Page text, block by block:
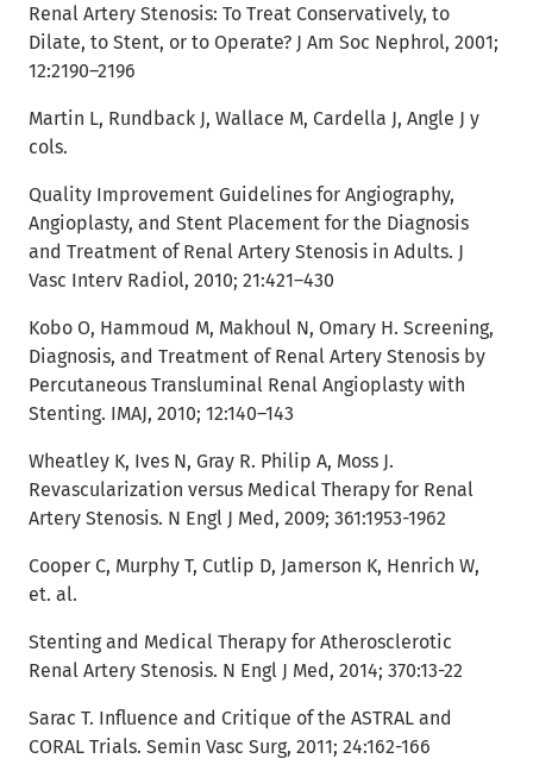
Renal Artery Stenosis: To Treat Conservatively, to
Dilate, to Stent, or to Operate? J Am Soc Nephrol, 2001;
12:2190–2196
Martin L, Rundback J, Wallace M, Cardella J, Angle J y
cols.
Quality Improvement Guidelines for Angiography,
Angioplasty, and Stent Placement for the Diagnosis
and Treatment of Renal Artery Stenosis in Adults. J
Vasc Interv Radiol, 2010; 21:421–430
Kobo O, Hammoud M, Makhoul N, Omary H. Screening,
Diagnosis, and Treatment of Renal Artery Stenosis by
Percutaneous Transluminal Renal Angioplasty with
Stenting. IMAJ, 2010; 12:140–143
Wheatley K, Ives N, Gray R. Philip A, Moss J.
Revascularization versus Medical Therapy for Renal
Artery Stenosis. N Engl J Med, 2009; 361:1953-1962
Cooper C, Murphy T, Cutlip D, Jamerson K, Henrich W,
et. al.
Stenting and Medical Therapy for Atherosclerotic
Renal Artery Stenosis. N Engl J Med, 2014; 370:13-22
Sarac T. Influence and Critique of the ASTRAL and
CORAL Trials. Semin Vasc Surg, 2011; 24:162-166